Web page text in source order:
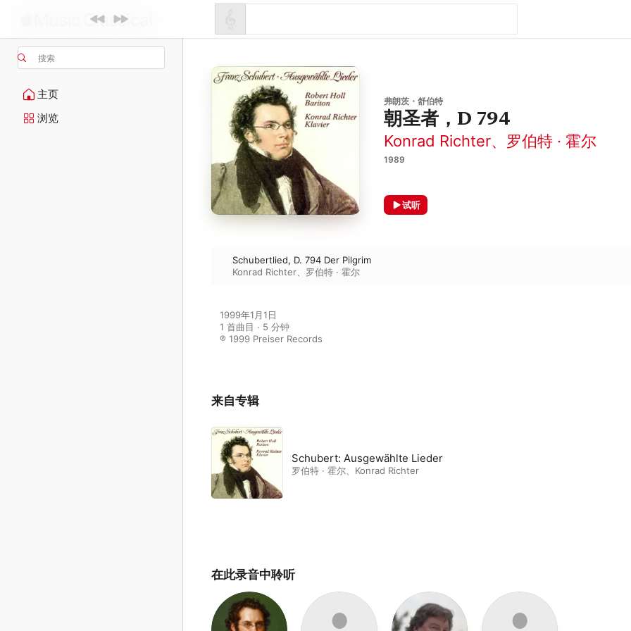
搜索
主页
浏览
弗朗茨・舒伯特
朝圣者，D 794
Konrad Richter、 罗伯特 · 霍尔
1989
试听
Schubertlied, D. 794 Der Pilgrim
Konrad Richter
罗伯特 · 霍尔
1999年1月1日
1 首曲目 · 5 分钟
℗ 1999 Preiser Records
来自专辑
Schubert: Ausgewählte Lieder
罗伯特 · 霍尔 Konrad Richter
在此录音中聆听